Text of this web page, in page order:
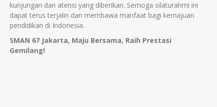
kunjungan dan atensi yang diberikan. Semoga silaturahmi ini
dapat terus terjalin dan membawa manfaat bagi kemajuan
pendidikan di Indonesia.
SMAN 67 Jakarta, Maju Bersama, Raih Prestasi
Gemilang!